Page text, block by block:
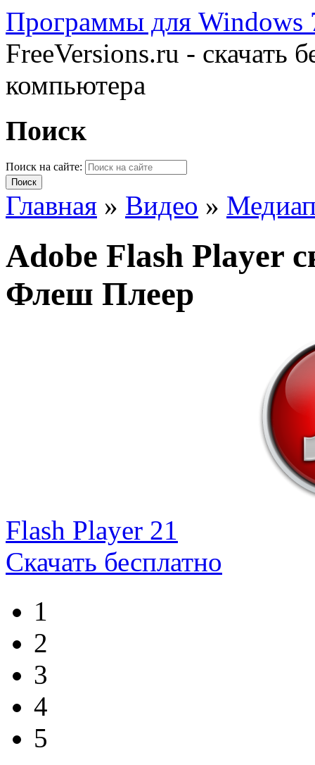
Программы для Windows
FreeVersions.ru - скачать
компьютера
Поиск
Поиск на сайте:
Главная » Видео »
Adobe Flash Player
Флеш Плеер
Flash Player 21
Скачать бесплатно
1
2
3
4
5